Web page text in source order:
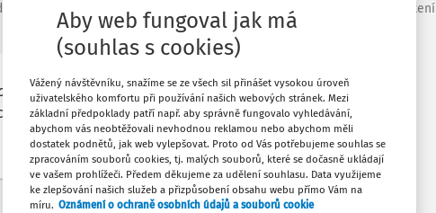
27. 1. 2026 Seriál: Výkladová stanoviska AKV XXXVII. 2 minuty čtení
programu podpory zdraví
– 8. 11. 2025
Máte předplatné? Přihlaste se
Tisknout
Oblíbené
Sdílet
Aby web fungoval jak má
(souhlas s cookies)
Vážený návštěvníku, snažíme se ze všech sil přinášet vysokou úroveň
uživatelského komfortu při používání našich webových stránek. Mezi
základní předpoklady patří např. aby správně fungovalo vyhledávání,
abychom vás neobtěžovali nevhodnou reklamou nebo abychom měli
dostatek podnětů, jak web vylepšovat. Proto od Vás potřebujeme souhlas se
zpracováním souborů cookies, tj. malých souborů, které se dočasně ukládají
ve vašem prohlížeči. Předem děkujeme za udělení souhlasu. Data využijeme
ke zlepšování našich služeb a přizpůsobení obsahu webu přímo Vám na
míru. Oznámení o ochraně osobních údajů a souborů cookie